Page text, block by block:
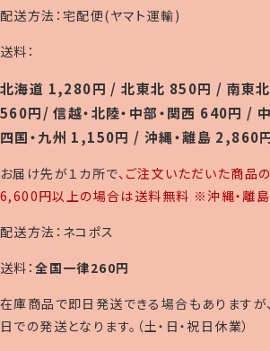
配送方法：宅配便(ヤマト運輸)
送料：
北海道 1,280円 / 北東北 850円 / 南東
560円/ 信越・北陸・中部・関西 640円 /
四国・九州 1,150円 / 沖縄・離島 2,860
お届け先が１カ所で、ご注文いただいた商品
6,600円以上の場合は送料無料 ※沖縄・離島
配送方法：ネコポス
送料：全国一律260円
在庫商品で即日発送できる場合もありますが
日での発送となります。（土・日・祝日休業）